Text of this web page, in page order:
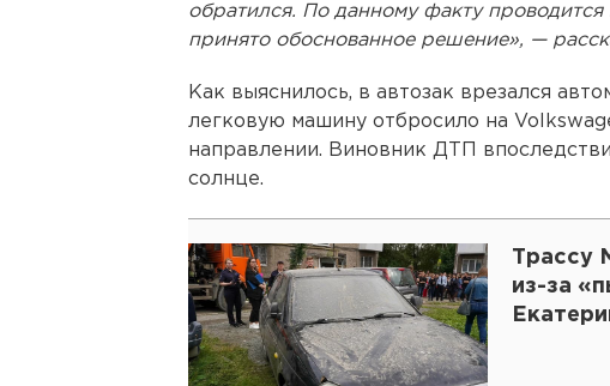
обратился. По данному факту проводится
принято обоснованное решение», —
Как выяснилось, в автозак врезался
легковую машину отбросило на
направлении. Виновник ДТП
солнце.
Трассу
из-за